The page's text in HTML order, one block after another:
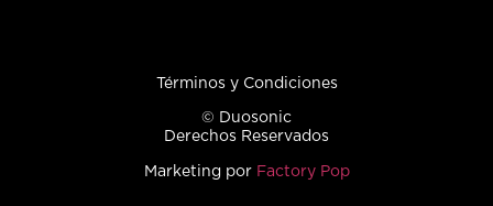
Términos y Condiciones
© Duosonic
Derechos Reservados
Marketing por Factory Pop